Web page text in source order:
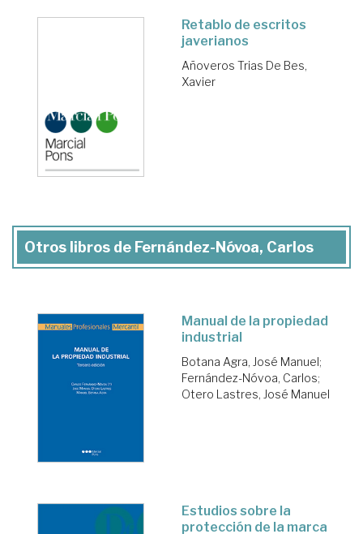
Retablo de escritos
javerianos
Añoveros Trias De Bes,
Xavier
Otros libros de Fernández-Nóvoa, Carlos
Manual de la propiedad
industrial
Botana Agra, José Manuel;
Fernández-Nóvoa, Carlos;
Otero Lastres, José Manuel
Estudios sobre la
protección de la marca